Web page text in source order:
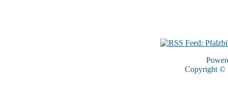
Copyright ©